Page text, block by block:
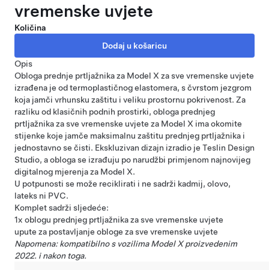
vremenske uvjete
Količina
Opis
Obloga prednje prtljažnika za Model X za sve vremenske uvjete
izrađena je od termoplastičnog elastomera, s čvrstom jezgrom
koja jamči vrhunsku zaštitu i veliku prostornu pokrivenost. Za
razliku od klasičnih podnih prostirki, obloga prednjeg
prtljažnika za sve vremenske uvjete za Model X ima okomite
stijenke koje jamče maksimalnu zaštitu prednjeg prtljažnika i
jednostavno se čisti. Ekskluzivan dizajn izradio je Teslin Design
Studio, a obloga se izrađuju po narudžbi primjenom najnovijeg
digitalnog mjerenja za Model X.
U potpunosti se može reciklirati i ne sadrži kadmij, olovo,
lateks ni PVC.
Komplet sadrži sljedeće:
1x oblogu prednjeg prtljažnika za sve vremenske uvjete
upute za postavljanje obloge za sve vremenske uvjete
Napomena: kompatibilno s vozilima Model X proizvedenim
2022. i nakon toga.